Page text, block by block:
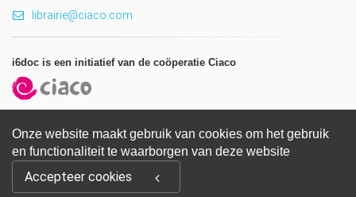
Onze website maakt gebruik van cookies om het gebruik
en functionaliteit te waarborgen van deze website
Accepteer cookies
librairie@ciaco.com
i6doc is een initiatief van de coöperatie Ciaco
Reserved